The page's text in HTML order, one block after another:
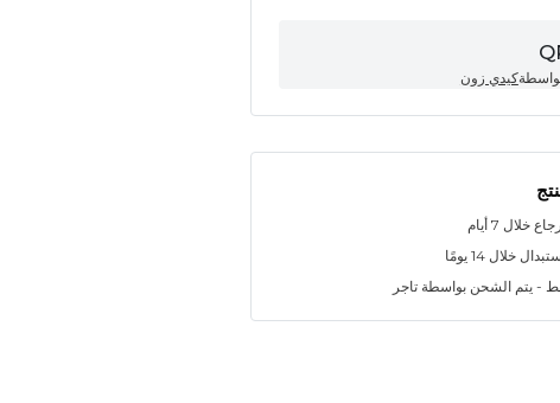
كيدي زون
خلال 7 أيام
خلال 14 يومًا
- يتم الشحن بواسطة تاجر